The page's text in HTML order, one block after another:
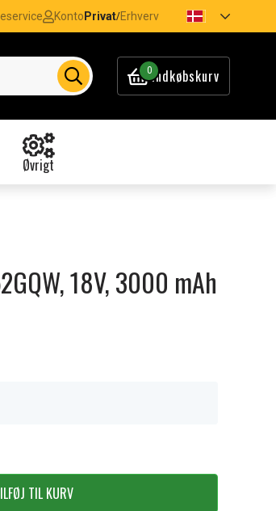
Konto Privat/Erhverv
0Indkøbskurv
Øvrigt
18V, 3000 mAh
TIL KURV